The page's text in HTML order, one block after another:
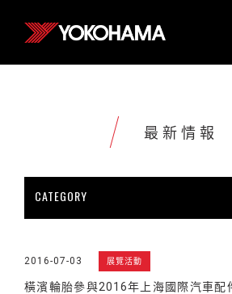
最新情報
CATEGORY
販促活動
2016-07-03 展覽活動
橫濱輪胎參與2016年上海國際汽車配